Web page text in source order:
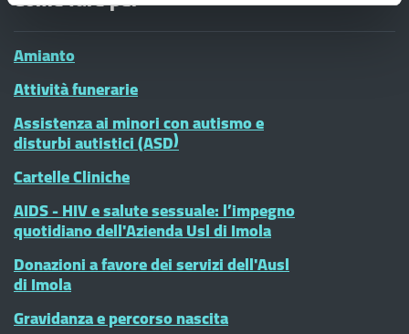
Amianto
Attività funerarie
Assistenza ai minori con autismo e
disturbi autistici (ASD)
Cartelle Cliniche
AIDS - HIV e salute sessuale: l’impegno
quotidiano dell'Azienda Usl di Imola
Donazioni a favore dei servizi dell'Ausl
di Imola
Gravidanza e percorso nascita